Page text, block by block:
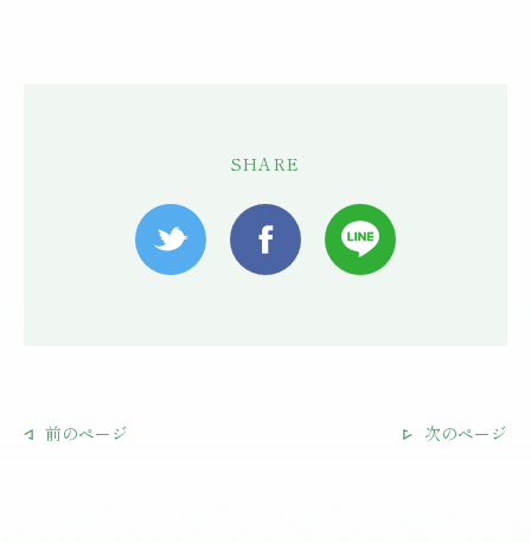
SHARE
前のページ 次のページ